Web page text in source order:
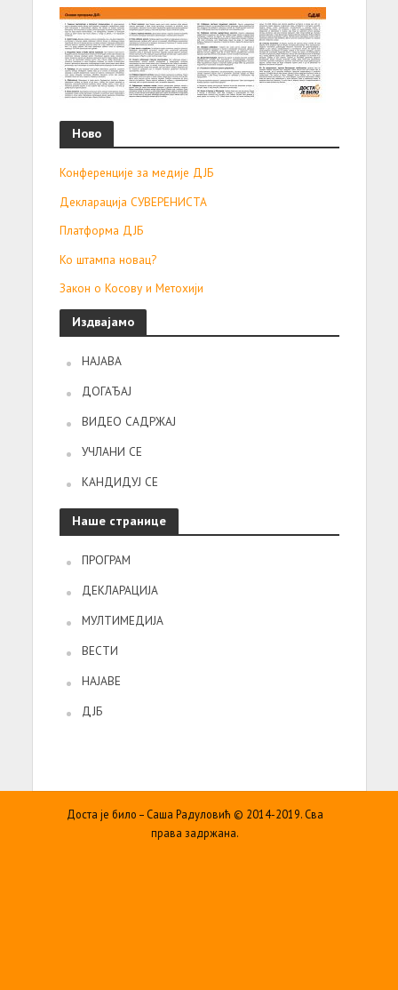
Ново
Конференције за медије ДЈБ
Декларација СУВЕРЕНИСТА
Платформа ДЈБ
Ко штампа новац?
Закон о Косову и Метохији
Издвајамо
НАЈАВА
ДОГАЂАЈ
ВИДЕО САДРЖАЈ
УЧЛАНИ СЕ
КАНДИДУЈ СЕ
Наше странице
ПРОГРАМ
ДЕКЛАРАЦИЈА
МУЛТИМЕДИЈА
ВЕСТИ
НАЈАВЕ
ДЈБ
Доста је било – Саша Радуловић © 2014-2019. Сва
права задржана.